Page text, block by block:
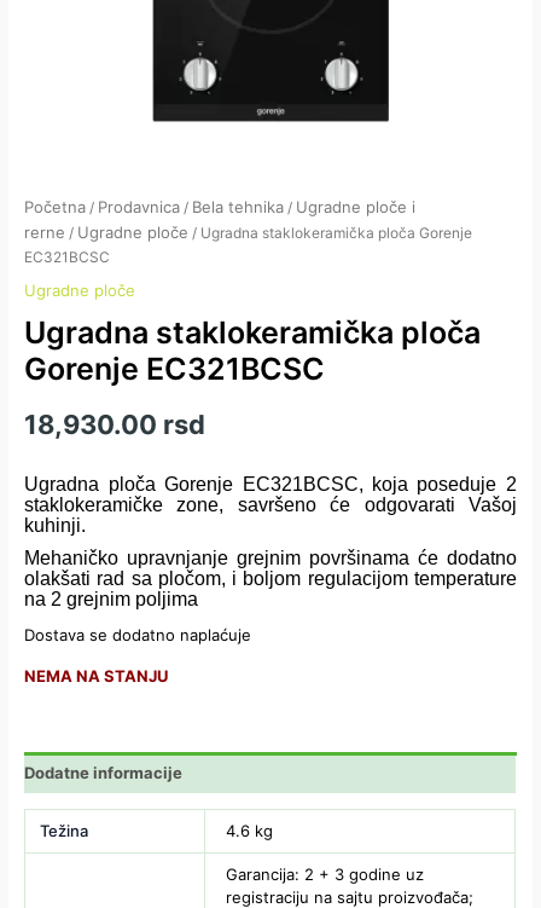
Početna / Prodavnica / Bela tehnika / Ugradne ploče i
rerne / Ugradne ploče / Ugradna staklokeramička ploča Gorenje
EC321BCSC
Ugradne ploče
Ugradna staklokeramička ploča
Gorenje EC321BCSC
18,930.00 rsd
Ugradna ploča Gorenje EC321BCSC, koja poseduje 2
staklokeramičke zone, savršeno će odgovarati Vašoj
kuhinji.
Mehaničko upravnjanje grejnim površinama će dodatno
olakšati rad sa pločom, i boljom regulacijom temperature
na 2 grejnim poljima
Dostava se dodatno naplaćuje
NEMA NA STANJU
Dodatne informacije
Težina 4.6 kg
Garancija: 2 + 3 godine uz
registraciju na sajtu proizvođača;